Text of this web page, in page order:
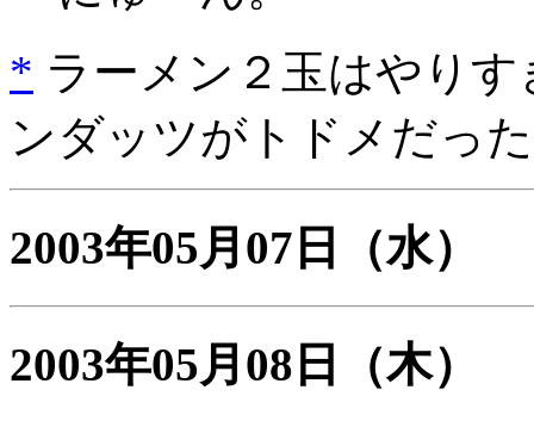
* ラーメン２玉はやり
ンダッツがトドメだっ
2003年05月07日 （水）
2003年05月08日
（木）